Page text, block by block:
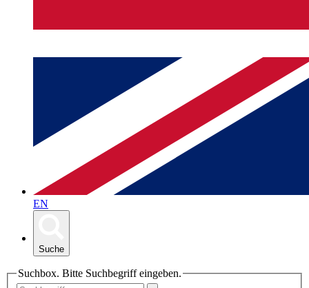
EN
Suche
Suchbox. Bitte Suchbegriff eingeben.